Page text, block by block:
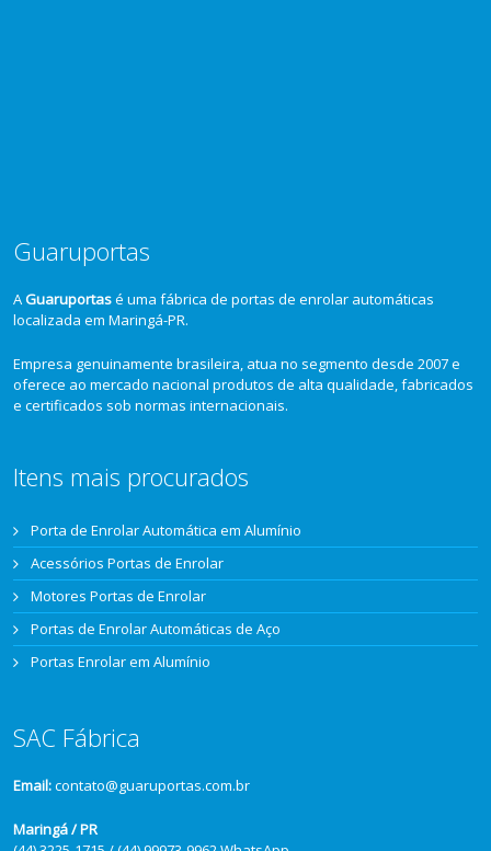
Guaruportas
AGuaruportasé uma fábrica de portas de enrolar automáticas
localizada em Maringá-PR.
Empresa genuinamente brasileira, atua no segmento desde 2007 e
oferece ao mercado nacional produtos de alta qualidade, fabricados
e certificados sob normas internacionais.
Itens mais procurados
Porta de Enrolar Automática em Alumínio
Acessórios Portas de Enrolar
Motores Portas de Enrolar
Portas de Enrolar Automáticas de Aço
Portas Enrolar em Alumínio
SAC Fábrica
Email:contato@guaruportas.com.br
Maringá / PR